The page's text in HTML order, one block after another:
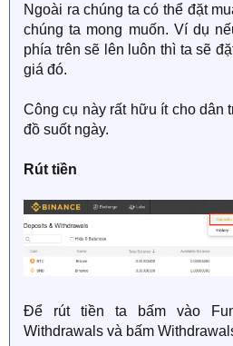
Ngoài ra chúng ta có thể đặt
chúng ta mong muốn. Ví dụ
phía trên sẽ lên luôn thì ta sẽ
giá đó.
Công cụ này rất hữu ít cho dân
đồ suốt ngày.
Rút tiền
Để rút tiền ta bấm vào
Withdrawals và bấm